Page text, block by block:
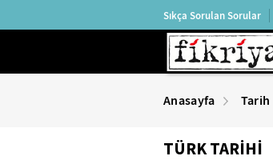
Sıkça Sorulan Sorular
Anasayfa Tarih
TÜRK TARİHİ